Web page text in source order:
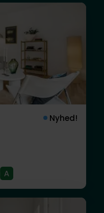
Nyhed!